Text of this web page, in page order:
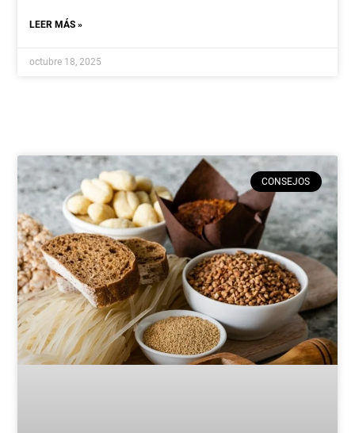
LEER MÁS »
octubre 18, 2025
CONSEJOS